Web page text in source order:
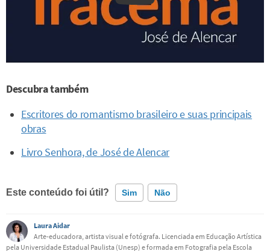
Descubra também
Escritores do romantismo brasileiro e suas principais
obras
Livro Senhora, de José de Alencar
Este conteúdo foi útil? Sim Não
Este conteúdo contém informação incorreta
Laura Aidar
Arte-educadora, artista visual e fotógrafa. Licenciada em Educação Artística
pela Universidade Estadual Paulista (Unesp) e formada em Fotografia pela Escola